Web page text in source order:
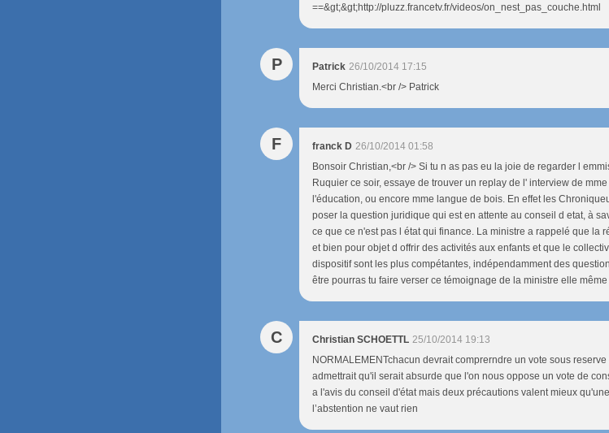
==&gt;&gt;http://pluzz.francetv.fr/videos/on_nest_pas_couche.html
P Patrick 26/10/2014 17:15
Merci Christian.<br /> Patrick
F franck D 26/10/2014 01:58
Bonsoir Christian,<br /> Si tu n as pas eu la joie de regarder l
Ruquier ce soir, essaye de trouver un replay de l' interview de
l'éducation, ou encore mme langue de bois. En effet les
poser la question juridique qui est en attente au conseil d etat, à
ce que ce n'est pas l état qui finance. La ministre a rappelé que la
et bien pour objet d offrir des activités aux enfants et que le
dispositif sont les plus compétantes, indépendamment des
être pourras tu faire verser ce témoignage de la ministre elle même
C Christian SCHOETTL 25/10/2014 19:13
NORMALEMENTchacun devrait comprerndre un vote sous reserve
admettrait qu'il serait absurde que l'on nous oppose un vote de
a l'avis du conseil d'état mais deux précautions valent mieux
l’abstention ne vaut rien